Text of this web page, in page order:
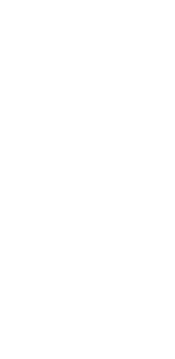
wdrożony mechanizm, który
Pliki cookies własne
a pliki cookies podmiotów